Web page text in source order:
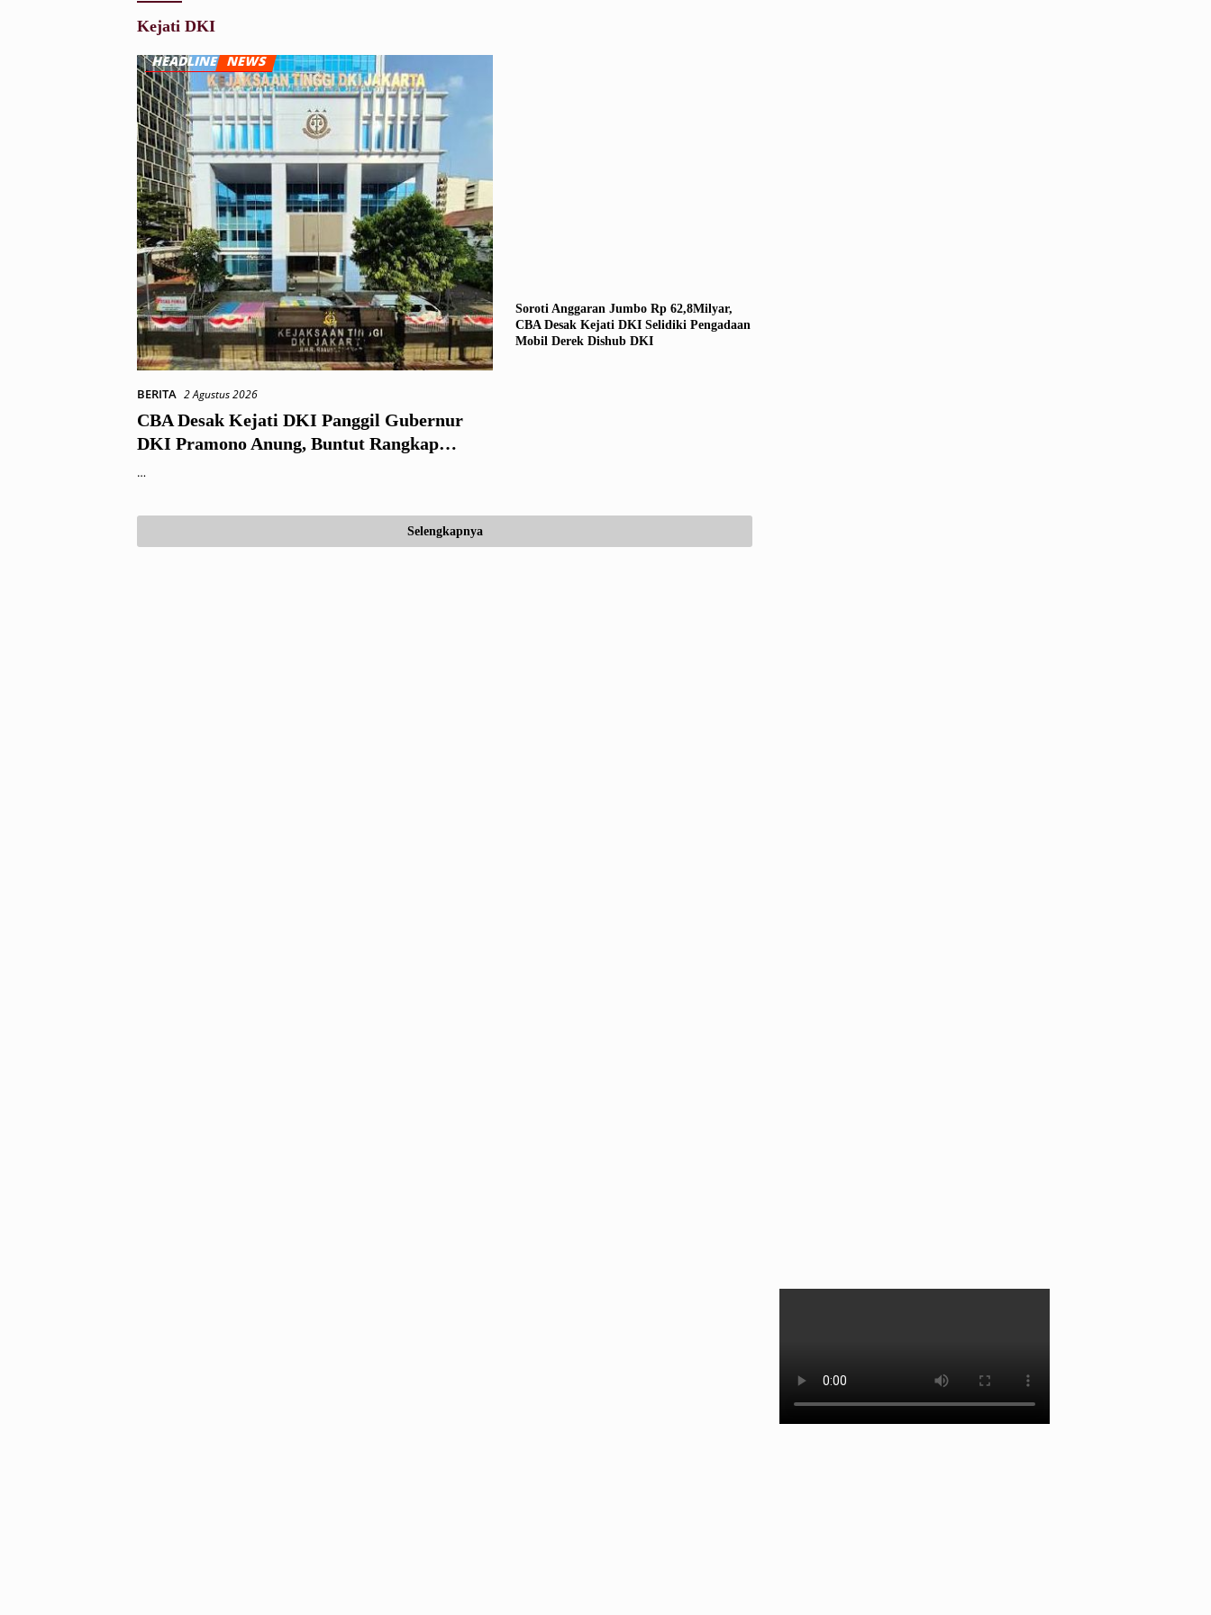
Kejati DKI
BERITA 2 Agustus 2026
CBA Desak Kejati DKI Panggil Gubernur
DKI Pramono Anung, Buntut Rangkap
…
Soroti Anggaran Jumbo Rp 62,8Milyar,
CBA Desak Kejati DKI Selidiki Pengadaan
Mobil Derek Dishub DKI
Selengkapnya